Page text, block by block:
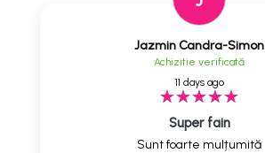
Jazmin Candra-Simon
Achizitie verificată
11 days ago
Super fain
Sunt foarte mulțumită